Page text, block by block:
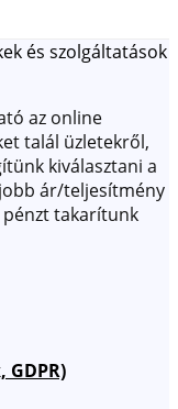
és szolgáltatások
az online
talál üzletekről,
kiválasztani a
ár/teljesítmény
pénzt takarítunk